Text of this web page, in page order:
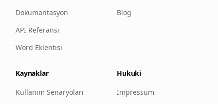
Dokümantasyon
API Referansı
Word Eklentisi
Blog
Kaynaklar
Kullanım Senaryoları
Hukuki
İmpressum